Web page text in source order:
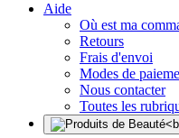
Aide
Où est ma
Retours
Frais d'envoi
Modes de
Nous contacter
Toutes les